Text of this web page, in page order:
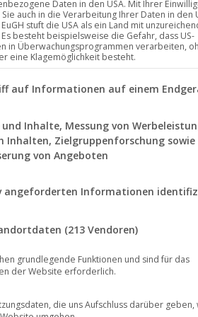
Inhalt entsperren
Erforderlichen Service
akzeptieren und Inhalte
Daten in den USA. Mit Ihrer
auch in die Verarbeitung Ihrer Daten in den
stuft die USA als ein Land mit
besteht beispielsweise die Gefahr, dass US-
in Überwachungsprogrammen verarbeiten,
eine Klagemöglichkeit besteht.
der Zwecke des IAB
auf Informationen auf einem
Inhalte, Messung von
Inhalten, Zielgruppenforschung sowie
von Angeboten
angeforderten Informationen
(213 Vendoren)
Gruppen, für die eine Einwilligung
grundlegende Funktionen und sind für das
der Website erforderlich.
die uns Aufschluss darüber geben,